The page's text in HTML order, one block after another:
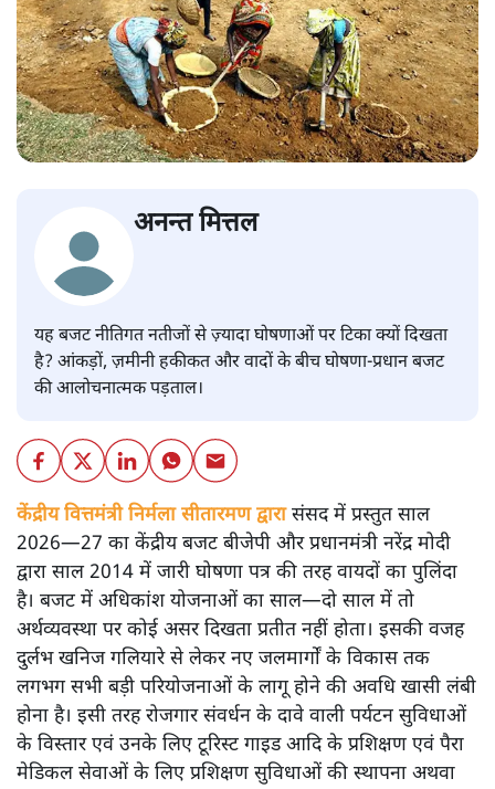
अनन्त मित्तल
यह बजट नीतिगत नतीजों से ज़्यादा घोषणाओं पर टिका क्यों दिखता
है? आंकड़ों, ज़मीनी हकीकत और वादों के बीच घोषणा-प्रधान बजट
की आलोचनात्मक पड़ताल।
केंद्रीय वित्तमंत्री निर्मला सीतारमण द्वारासंसद में प्रस्तुत साल
2026—27 का केंद्रीय बजट बीजेपी और प्रधानमंत्री नरेंद्र मोदी
द्वारा साल 2014 में जारी घोषणा पत्र की तरह वायदों का पुलिंदा
है। बजट में अधिकांश योजनाओं का साल—दो साल में तो
अर्थव्यवस्था पर कोई असर दिखता प्रतीत नहीं होता। इसकी वजह
दुर्लभ खनिज गलियारे से लेकर नए जलमार्गों के विकास तक
लगभग सभी बड़ी परियोजनाओं के लागू होने की अवधि खासी लंबी
होना है। इसी तरह रोजगार संवर्धन के दावे वाली पर्यटन सुविधाओं
के विस्तार एवं उनके लिए टूरिस्ट गाइड आदि के प्रशिक्षण एवं पैरा
मेडिकल सेवाओं के लिए प्रशिक्षण सुविधाओं की स्थापना अथवा